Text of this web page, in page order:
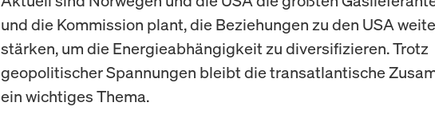
und die Kommission plant, die Beziehungen zu den USA
stärken, um die Energieabhängigkeit zu diversifizieren. Trotz
geopolitischer Spannungen bleibt die transatlantische
ein wichtiges Thema.